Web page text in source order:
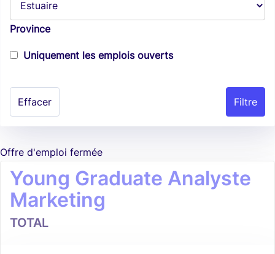
Province
Uniquement les emplois ouverts
Effacer
Offre d'emploi fermée
Young Graduate Analyste
Marketing
TOTAL